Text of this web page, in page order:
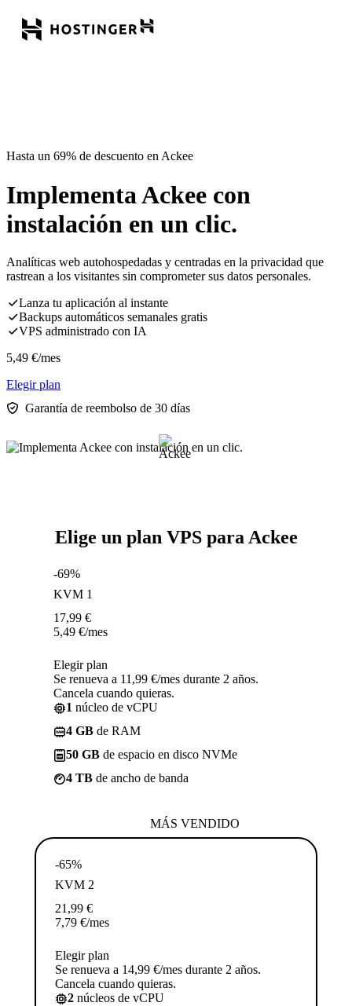
Hasta un 69% de descuento en Ackee
Implementa Ackee con
instalación en un clic.
Analíticas web autohospedadas y centradas en la privacidad que
rastrean a los visitantes sin comprometer sus datos personales.
Lanza tu aplicación al instante
Backups automáticos semanales gratis
VPS administrado con IA
5,49 €/mes
Elegir plan
Garantía de reembolso de 30 días
Elige un plan VPS para Ackee
-69%
KVM 1
17,99 €
5,49 €/mes
Elegir plan
Se renueva a 11,99 €/mes durante 2 años.
Cancela cuando quieras.
1 núcleo de vCPU
4 GB de RAM
50 GB de espacio en disco NVMe
4 TB de ancho de banda
MÁS VENDIDO
-65%
KVM 2
21,99 €
7,79 €/mes
Elegir plan
Se renueva a 14,99 €/mes durante 2 años.
Cancela cuando quieras.
2 núcleos de vCPU